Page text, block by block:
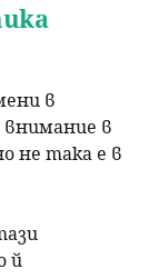
в
в
не така е в
й